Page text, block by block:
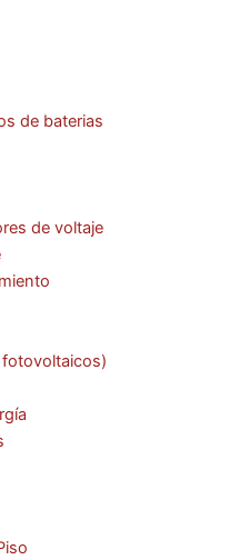
de baterias
de voltaje
fotovoltaicos)